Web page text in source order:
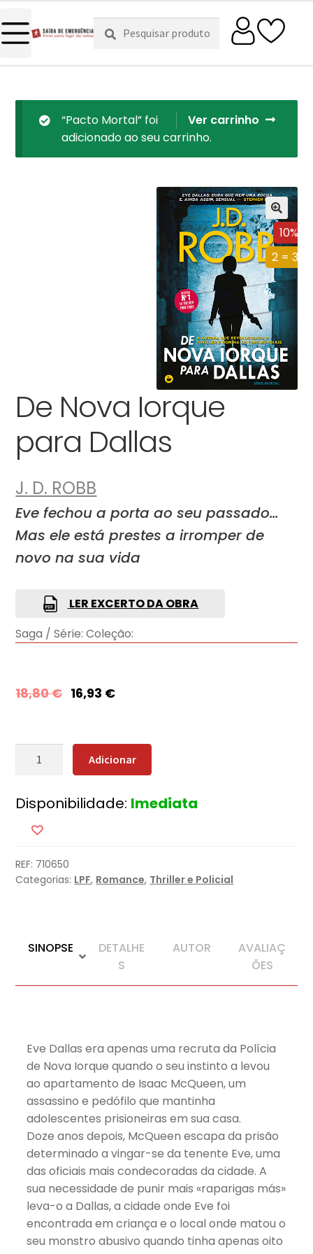
Pesquisar
por:
Pesquisa
Ver carrinho
“Pacto Mortal” foi
adicionado ao seu carrinho.
10%
2 = 3
De Nova Iorque
para Dallas
J. D. ROBB
Eve fechou a porta ao seu passado…
Mas ele está prestes a irromper de
novo na sua vida
LER EXCERTO DA OBRA
Saga / Série: Coleção:
18,80€ 16,93 €
Quantidade
Nova
Iorque
para
Dallas
Adicionar
Disponibilidade: Imediata
REF: 710650
Categorias: LPF, Romance, Thriller e Policial
SINOPSE
DETALHE
S
AUTOR
AVALIAÇ
ÕES
Eve Dallas era apenas uma recruta da Polícia
de Nova Iorque quando o seu instinto a levou
ao apartamento de Isaac McQueen, um
assassino e pedófilo que mantinha
adolescentes prisioneiras em sua casa.
Doze anos depois, McQueen escapa da prisão
determinado a vingar-se da tenente Eve, uma
das oficiais mais condecoradas da cidade. A
sua necessidade de punir mais «raparigas más»
leva-o a Dallas, a cidade onde Eve foi
encontrada em criança e o local onde matou o
seu monstro abusivo quando tinha apenas oito